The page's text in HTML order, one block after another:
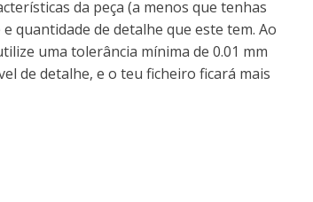
da peça (a menos que tenhas
quantidade de detalhe que este tem. Ao
uma tolerância mínima de 0.01 mm
de detalhe, e o teu ficheiro ficará mais